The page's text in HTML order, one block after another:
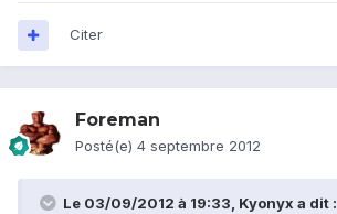
Citer
Foreman
Posté(e) 4 septembre 2012
Le 03/09/2012 à 19:33, Kyonyx a dit :